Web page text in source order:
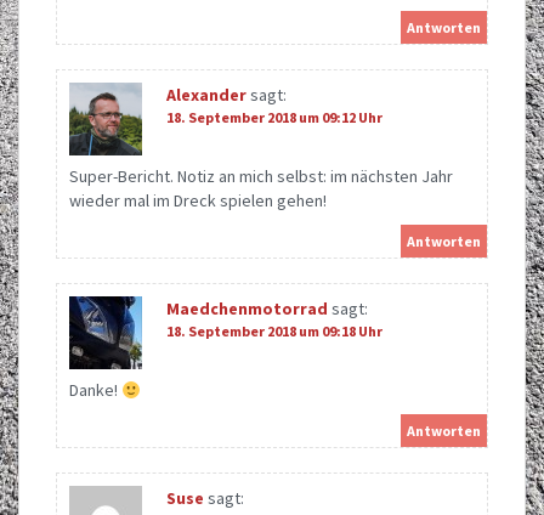
Antworten
Alexandersagt:
18. September 2018 um 09:12 Uhr
Super-Bericht. Notiz an mich selbst: im nächsten Jahr
wieder mal im Dreck spielen gehen!
Antworten
Maedchenmotorrad sagt:
18. September 2018 um 09:18 Uhr
Danke!
Antworten
Suse sagt: